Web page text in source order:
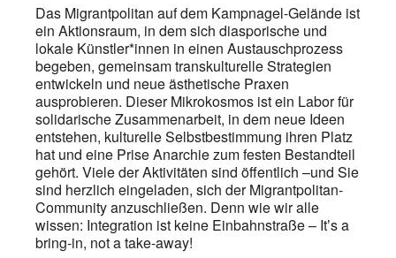
Das Migrantpolitan auf dem Kampnagel-Gelände ist
ein Aktionsraum, in dem sich diasporische und
lokale Künstler*innen in einen Austauschprozess
begeben, gemeinsam transkulturelle Strategien
entwickeln und neue ästhetische Praxen
ausprobieren. Dieser Mikrokosmos ist ein Labor für
solidarische Zusammenarbeit, in dem neue Ideen
entstehen, kulturelle Selbstbestimmung ihren Platz
hat und eine Prise Anarchie zum festen Bestandteil
gehört. Viele der Aktivitäten sind öffentlich –und Sie
sind herzlich eingeladen, sich der Migrantpolitan-
Community anzuschließen. Denn wie wir alle
wissen: Integration ist keine Einbahnstraße – Itʼs a
bring-in, not a take-away!